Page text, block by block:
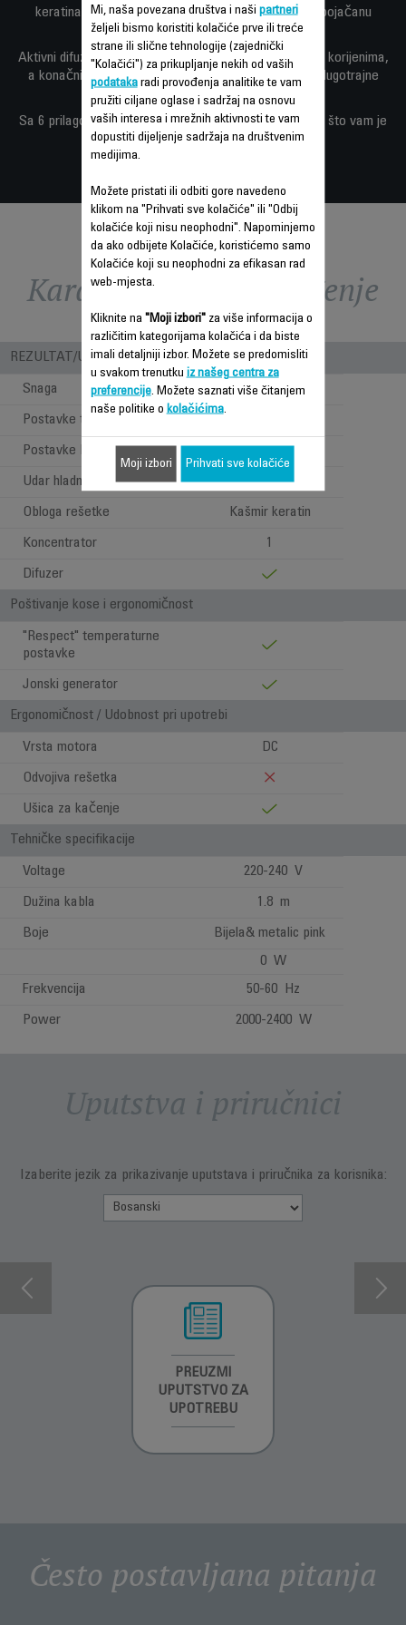
keratinai arganovog ulja daje glatku, podatnu kosu pojačanu
blistavim sjajem.
Aktivni difuzer definira kovrdže i povećava volumen na korijenima,
a konačni udar hladnog zraka za završnu obradu za dugotrajne
rezultate.
Sa 6 prilagodljivih postavki, Premium Care Pro ima sve što vam je
potrebno za kreiranje savršenog izgleda.
Karakteristike - Poređenje
REZULTAT/UPOTREBA
Snaga 2400
Postavke temperature
Postavke brzine 2
Udar hladnog zraka
Obloga rešetke Kašmir keratin
Koncentrator 1
Difuzer
Poštivanje kose i ergonomičnost
"Respect" temperaturne
postavke
Jonski generator
Ergonomičnost / Udobnost pri upotrebi
Vrsta motora DC
Odvojiva rešetka
Ušica za kačenje
Tehničke specifikacije
Voltage 220-240 V
Dužina kabla 1.8 m
Boje
Bijela& metalic pink
0 W
Frekvencija
50-60 Hz
Power 2000-2400 W
Uputstva i priručnici
Izaberite jezik za prikazivanje uputstava i priručnika za korisnika:
PREUZMI
UPUTSTVO ZA
UPOTREBU
Često postavljana pitanja
Mi, naša povezana društva i naši partneri
željeli bismo koristiti kolačiće prve ili treće
strane ili slične tehnologije (zajednički
"Kolačići") za prikupljanje nekih od vaših
podatakaradi provođenja analitike te vam
pružiti ciljane oglase i sadržaj na osnovu
vaših interesa i mrežnih aktivnosti te vam
dopustiti dijeljenje sadržaja na društvenim
medijima.
Možete pristati ili odbiti gore navedeno
klikom na "Prihvati sve kolačiće" ili "Odbij
kolačiće koji nisu neophodni". Napominjemo
da ako odbijete Kolačiće, koristićemo samo
Kolačiće koji su neophodni za efikasan rad
web-mjesta.
Kliknite na "Moji izbori"za više informacija o
različitim kategorijama kolačića i da biste
imali detaljniji izbor. Možete se predomisliti
u svakom trenutku iz našeg centra za
preferencije. Možete saznati više čitanjem
naše politike o kolačićima.
Moji izbori Prihvati sve kolačiće